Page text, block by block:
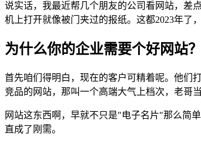
说实话，我最近帮几个朋友的公司看网站，差
机上打开就像被门夹过的报纸。这都2023年了
为什么你的企业需要个好网站？
首先咱们得明白，现在的客户可精着呢。他们
竞品的网站，那叫一个高端大气上档次，老哥
网站这东西啊，早就不只是"电子名片"那么简
直成了刚需。